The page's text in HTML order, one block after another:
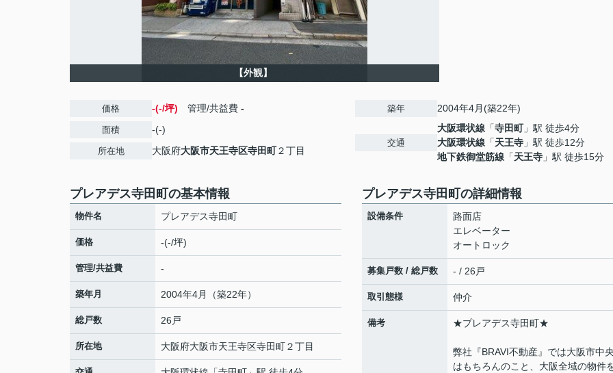
【外観】
価格 -(-/坪) 管理/共益費 -
面積 -(-)
所在地 大阪府大阪市天王寺区寺田町２丁目
築年 2004年4月(築22年)
交通
大阪環状線 「寺田町」駅 徒歩4分
大阪環状線 「天王寺 」駅 徒歩12分
地下鉄御堂筋線 「天王寺 」駅 徒歩15分
プレアデス寺田町の基本情報
物件名 プレアデス寺田町
価格 -(-/坪)
管理/共益費 -
築年月 2004年4月（築22年）
総戸数 26戸
所在地 大阪府大阪市天王寺区寺田町２丁目
プレアデス寺田町の詳細情報
設備条件
路面店
エレベーター
オートロック
募集戸数 / 総戸数 - / 26戸
取引態様 仲介
備考 ★プレアデス寺田町★
弊社『BRAVI不動産』では大阪市中
はもちろんのこと、大阪全域の物件